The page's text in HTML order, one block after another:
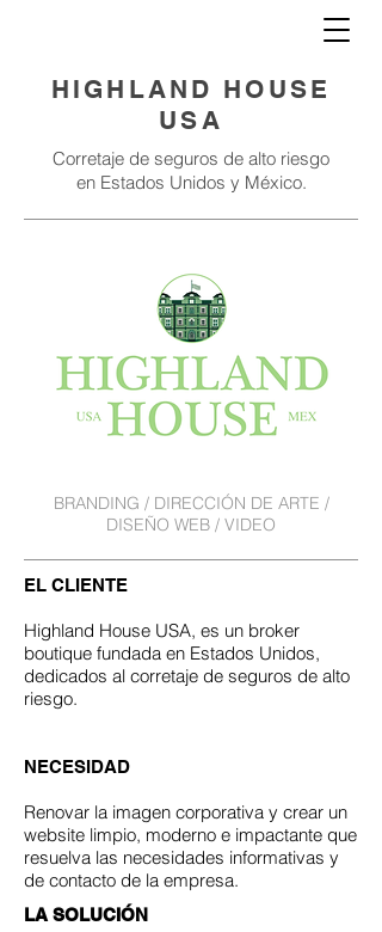
HIGHLAND HOUSE
USA
Corretaje de seguros de alto riesgo
en Estados Unidos y México.
BRANDING / DIRECCIÓN DE ARTE /
DISEÑO WEB / VIDEO
EL CLIENTE
Highland House USA, es un broker
boutique fundada en Estados Unidos,
dedicados al corretaje de seguros de alto
riesgo.
NECESIDAD
Renovar la imagen corporativa y crear un
website limpio, moderno e impactante que
resuelva las necesidades informativas y
de contacto de la empresa.
LA SOLUCIÓN